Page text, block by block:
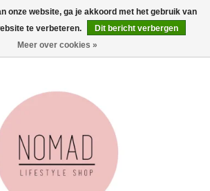
0 Artikelen - €0,00
onze website, ga je akkoord met het gebruik van
te verbeteren.
Dit bericht verbergen
Meer over cookies »